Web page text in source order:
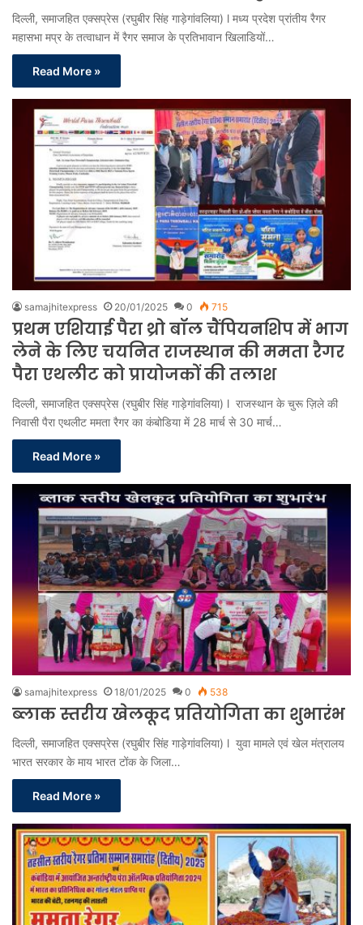
दिल्ली, समाजहित एक्सप्रेस (रघुबीर सिंह गाड़ेगांवलिया) l मध्य प्रदेश प्रांतीय रैगर
महासभा मप्र के तत्वाधान में रैगर समाज के प्रतिभावान खिलाडियों…
Read More »
samajhitexpress 20/01/2025 0 715
प्रथम एशियाई पैरा थ्रो बॉल चैंपियनशिप में भाग
लेने के लिए चयनित राजस्थान की ममता रैगर
पैरा एथलीट को प्रायोजकों की तलाश
दिल्ली, समाजहित एक्सप्रेस (रघुबीर सिंह गाड़ेगांवलिया) l राजस्थान के चुरू ज़िले की
निवासी पैरा एथलीट ममता रैगर का कंबोडिया में 28 मार्च से 30 मार्च…
Read More »
samajhitexpress 18/01/2025 0 538
ब्लाक स्तरीय खेलकूद प्रतियोगिता का शुभारंभ
दिल्ली, समाजहित एक्सप्रेस (रघुबीर सिंह गाड़ेगांवलिया) l युवा मामले एवं खेल मंत्रालय
भारत सरकार के माय भारत टोंक के जिला…
Read More »